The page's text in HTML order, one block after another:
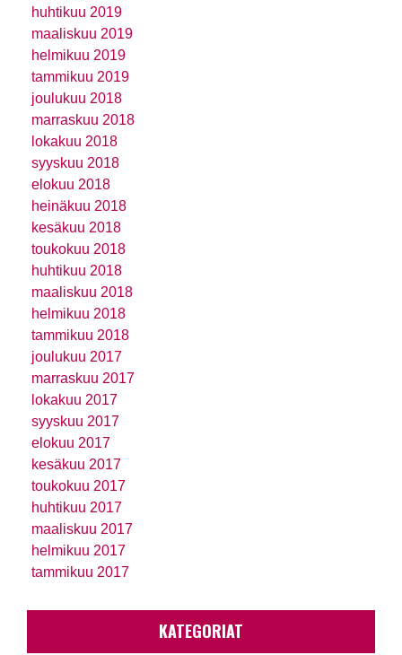
huhtikuu 2019
maaliskuu 2019
helmikuu 2019
tammikuu 2019
joulukuu 2018
marraskuu 2018
lokakuu 2018
syyskuu 2018
elokuu 2018
heinäkuu 2018
kesäkuu 2018
toukokuu 2018
huhtikuu 2018
maaliskuu 2018
helmikuu 2018
tammikuu 2018
joulukuu 2017
marraskuu 2017
lokakuu 2017
syyskuu 2017
elokuu 2017
kesäkuu 2017
toukokuu 2017
huhtikuu 2017
maaliskuu 2017
helmikuu 2017
tammikuu 2017
KATEGORIAT